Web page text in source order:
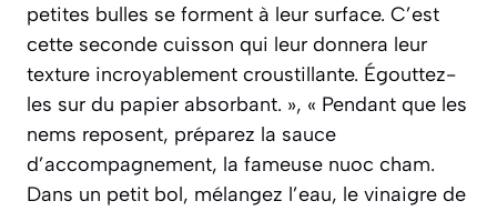
petites bulles se forment à leur surface. C’est
cette seconde cuisson qui leur donnera leur
texture incroyablement croustillante. Égouttez-
les sur du papier absorbant. », « Pendant que les
nems reposent, préparez la sauce
d’accompagnement, la fameuse nuoc cham.
Dans un petit bol, mélangez l’eau, le vinaigre de